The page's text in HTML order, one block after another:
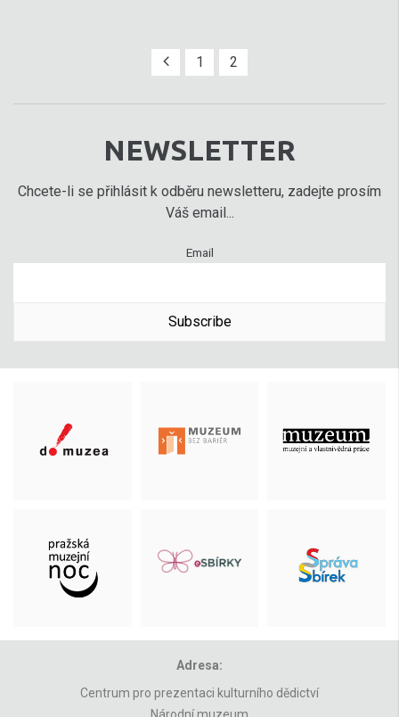
1 2
NEWSLETTER
Chcete-li se přihlásit k odběru newsletteru, zadejte prosím
Váš email...
Email
Subscribe
Adresa:
Centrum pro prezentaci kulturního dědictví
Národní muzeum